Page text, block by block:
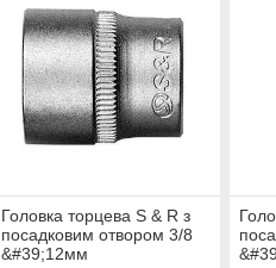
Головка торцева S & R з
посадковим отвором 3/8
&#39;12мм